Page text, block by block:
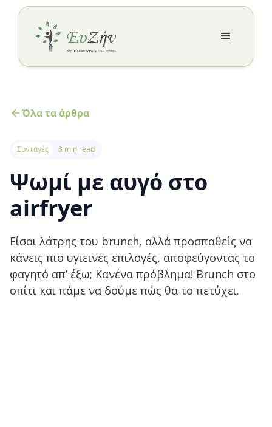
Όλα τα άρθρα
Συνταγές 8 min read
Ψωμί με αυγό στο
airfryer
Είσαι λάτρης του brunch, αλλά προσπαθείς να
κάνεις πιο υγιεινές επιλογές, αποφεύγοντας το
φαγητό απ’ έξω; Κανένα πρόβλημα! Brunch στο
σπίτι και πάμε να δούμε πώς θα το πετύχει.